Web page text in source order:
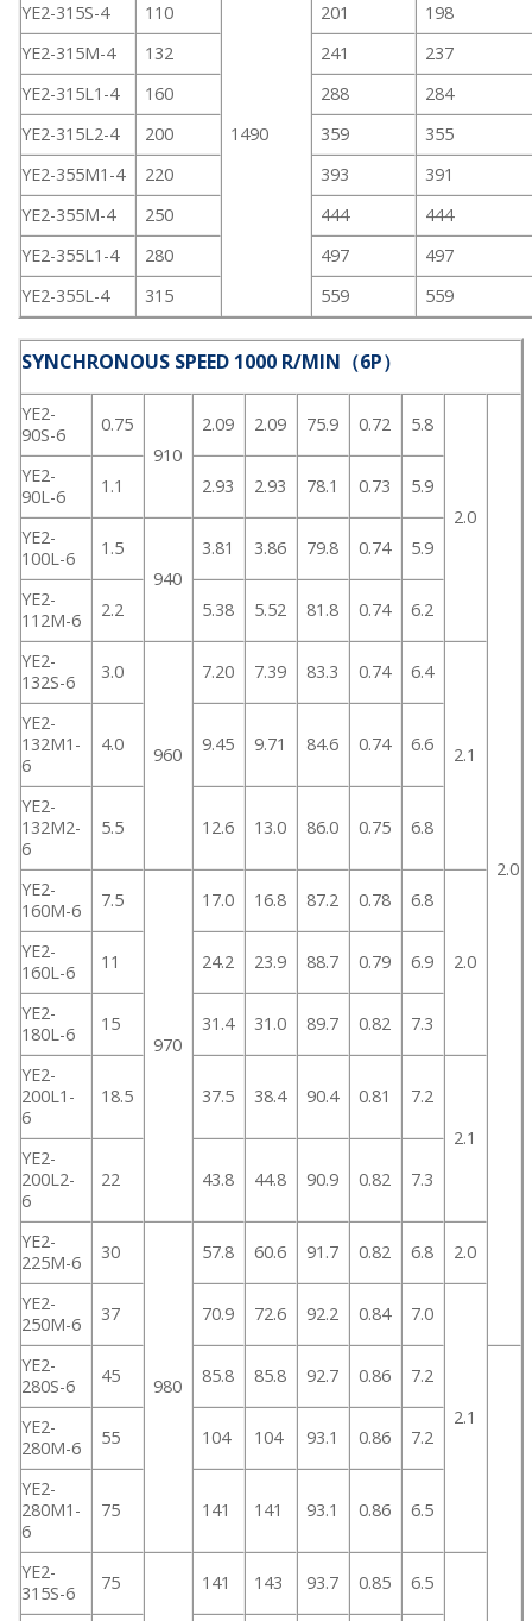
1490
YE2-315S-4
110 201
198
YE2-315M-4
132 241
237
YE2-315L1-4
160 288
284
YE2-315L2-4
200 359
355
YE2-355M1-4
220 393
391
YE2-355M-4
250 444
444
YE2-355L1-4
280 497
497
YE2-355L-4
315 559 559
SYNCHRONOUS SPEED 1000 R/MIN（6P）
YE2-
90S-6
0.75
910
2.09 2.09 75.9 0.72 5.8
2.0
2.0
YE2-
90L-6
1.1 2.93 2.93 78.1 0.73 5.9
YE2-
100L-6
1.5
940
3.81 3.86 79.8 0.74 5.9
YE2-
112M-6
2.2 5.38 5.52 81.8 0.74 6.2
YE2-
132S-6
3.0
960
7.20 7.39 83.3 0.74 6.4
2.1
YE2-
132M1-
6
4.0 9.45 9.71 84.6 0.74 6.6
YE2-
132M2-
6
5.5 12.6 13.0 86.0 0.75 6.8
YE2-
160M-6
7.5
970
17.0 16.8 87.2 0.78 6.8
2.0
YE2-
160L-6
11 24.2 23.9 88.7 0.79 6.9
YE2-
180L-6
15 31.4 31.0 89.7 0.82 7.3
YE2-
200L1-
6
18.5 37.5 38.4 90.4 0.81
7.2
2.1
YE2-
200L2-
6
22 43.8 44.8 90.9 0.82 7.3
YE2-
225M-6
30
980
57.8 60.6 91.7 0.82 6.8 2.0
YE2-
250M-6
37 70.9 72.6 92.2 0.84 7.0
2.1
YE2-
280S-6
45 85.8 85.8 92.7 0.86 7.2
YE2-
280M-6
55 104 104 93.1 0.86 7.2
YE2-
280M1-
6
75 141 141 93.1 0.86 6.5
YE2-
315S-6
75 141 143 93.7 0.85 6.5